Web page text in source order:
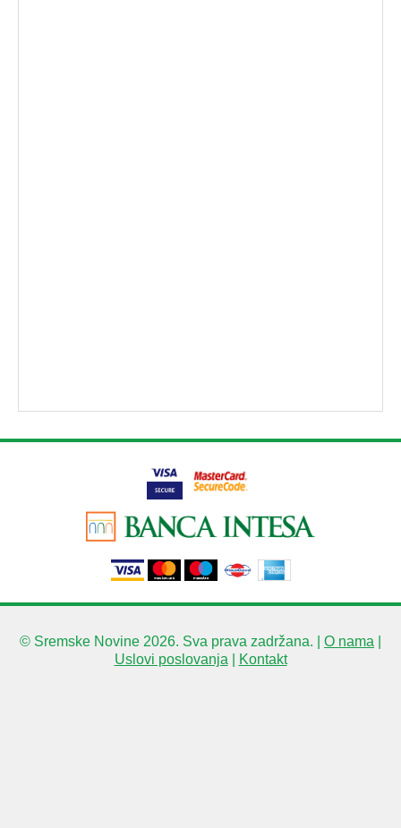
© Sremske Novine 2026. Sva prava zadržana. | O nama
Uslovi poslovanja| Kontakt